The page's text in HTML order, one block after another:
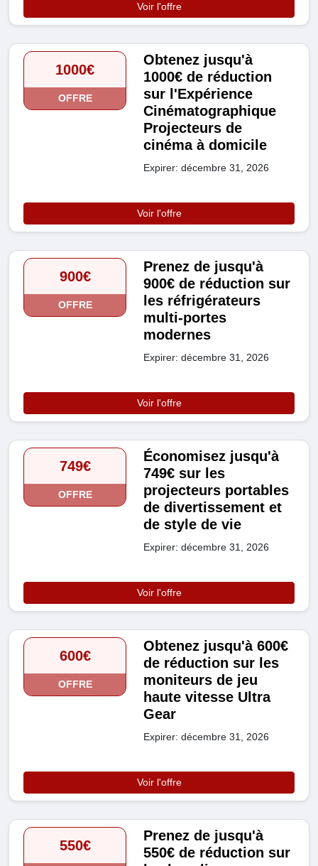
Voir l'offre
1000€
OFFRE
Obtenez jusqu'à
1000€ de réduction
sur l'Expérience
Cinématographique
Projecteurs de
cinéma à domicile
Expirer: décembre 31, 2026
Voir l'offre
900€
OFFRE
Prenez de jusqu'à
900€ de réduction sur
les réfrigérateurs
multi-portes
modernes
Expirer: décembre 31, 2026
Voir l'offre
749€
OFFRE
Économisez jusqu'à
749€ sur les
projecteurs portables
de divertissement et
de style de vie
Expirer: décembre 31, 2026
Voir l'offre
600€
OFFRE
Obtenez jusqu'à 600€
de réduction sur les
moniteurs de jeu
haute vitesse Ultra
Gear
Expirer: décembre 31, 2026
Voir l'offre
550€
Prenez de jusqu'à
550€ de réduction sur